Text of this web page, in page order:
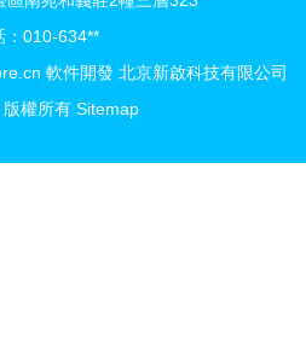
：010-634**
軟件開發 北京新啟科技有限公司
版權所有 Sitemap